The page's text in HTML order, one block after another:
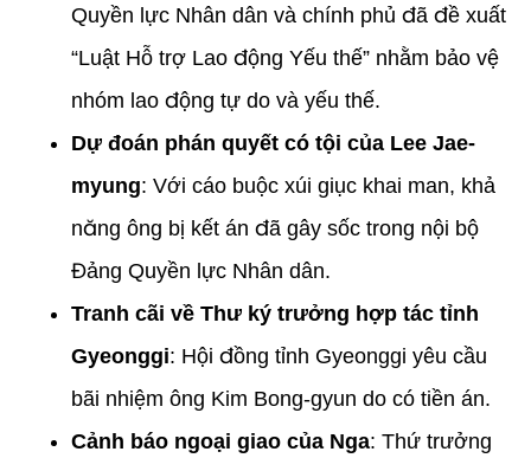
Quyền lực Nhân dân và chính phủ đã đề xuất
“Luật Hỗ trợ Lao động Yếu thế” nhằm bảo vệ
nhóm lao động tự do và yếu thế.
Dự đoán phán quyết có tội của Lee Jae-
myung: Với cáo buộc xúi giục khai man, khả
năng ông bị kết án đã gây sốc trong nội bộ
Đảng Quyền lực Nhân dân.
Tranh cãi về Thư ký trưởng hợp tác tỉnh
Gyeonggi: Hội đồng tỉnh Gyeonggi yêu cầu
bãi nhiệm ông Kim Bong-gyun do có tiền án.
Cảnh báo ngoại giao của Nga: Thứ trưởng